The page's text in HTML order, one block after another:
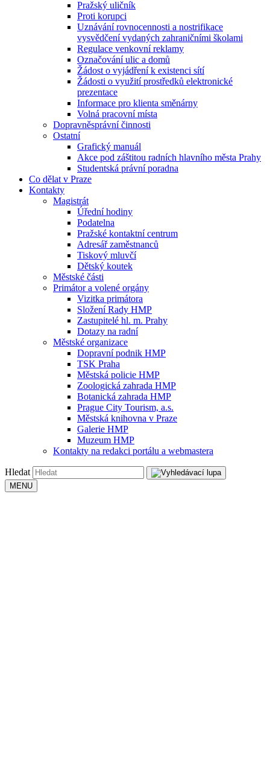
Pražský uličník
Proti korupci
Uznávání rovnocennosti a nostrifikace
vysvědčení vydaných zahraničními školami
Regulace venkovní reklamy
Označování ulic a domů
Žádost o vyjádření k existenci sítí
Žádosti o využití prostředků elektronické
prezentace
Informace pro klienta směnárny
Volná pracovní místa
Dopravněsprávní činnosti
Ostatní
Grafický manuál
Akce pod záštitou radních hlavního města Prahy
Studentská právní poradna
Co dělat v Praze
Kontakty
Magistrát
Úřední hodiny
Podatelna
Pražské kontaktní centrum
Adresář zaměstnanců
Tiskový mluvčí
Dětský koutek
Městské části
Primátor a volené orgány
Vizitka primátora
Složení Rady HMP
Zastupitelé hl. m. Prahy
Dotazy na radní
Městské organizace
Dopravní podnik HMP
TSK Praha
Městská policie HMP
Zoologická zahrada HMP
Botanická zahrada HMP
Prague City Tourism, a.s.
Městská knihovna v Praze
Galerie HMP
Muzeum HMP
Kontakty na redakci portálu a webmastera
Hledat
MENU